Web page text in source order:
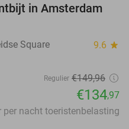
in Amsterdam
Square 9.6 star
Regulier €149,96
€134,97
per nacht toeristenbelasting